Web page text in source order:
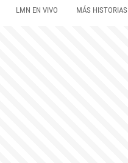
LMN EN VIVO MÁS HISTORIAS